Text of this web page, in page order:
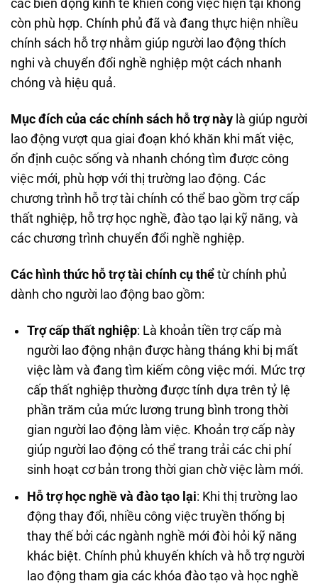
các biến động kinh tế khiến công việc hiện tại không
còn phù hợp. Chính phủ đã và đang thực hiện nhiều
chính sách hỗ trợ nhằm giúp người lao động thích
nghi và chuyển đổi nghề nghiệp một cách nhanh
chóng và hiệu quả.
Mục đích của các chính sách hỗ trợ này là giúp người
lao động vượt qua giai đoạn khó khăn khi mất việc,
ổn định cuộc sống và nhanh chóng tìm được công
việc mới, phù hợp với thị trường lao động. Các
chương trình hỗ trợ tài chính có thể bao gồm trợ cấp
thất nghiệp, hỗ trợ học nghề, đào tạo lại kỹ năng, và
các chương trình chuyển đổi nghề nghiệp.
Các hình thức hỗ trợ tài chính cụ thể từ chính phủ
dành cho người lao động bao gồm:
Trợ cấp thất nghiệp: Là khoản tiền trợ cấp mà
người lao động nhận được hàng tháng khi bị mất
việc làm và đang tìm kiếm công việc mới. Mức trợ
cấp thất nghiệp thường được tính dựa trên tỷ lệ
phần trăm của mức lương trung bình trong thời
gian người lao động làm việc. Khoản trợ cấp này
giúp người lao động có thể trang trải các chi phí
sinh hoạt cơ bản trong thời gian chờ việc làm mới.
Hỗ trợ học nghề và đào tạo lại: Khi thị trường lao
động thay đổi, nhiều công việc truyền thống bị
thay thế bởi các ngành nghề mới đòi hỏi kỹ năng
khác biệt. Chính phủ khuyến khích và hỗ trợ người
lao động tham gia các khóa đào tạo và học nghề